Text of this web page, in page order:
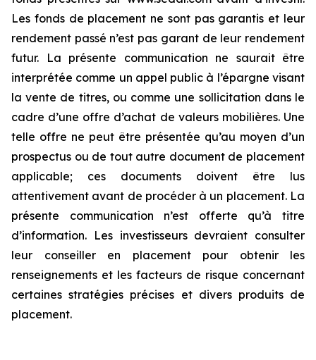
Les fonds de placement ne sont pas garantis et leur
rendement passé n’est pas garant de leur rendement
futur. La présente communication ne saurait être
interprétée comme un appel public à l’épargne visant
la vente de titres, ou comme une sollicitation dans le
cadre d’une offre d’achat de valeurs mobilières. Une
telle offre ne peut être présentée qu’au moyen d’un
prospectus ou de tout autre document de placement
applicable; ces documents doivent être lus
attentivement avant de procéder à un placement. La
présente communication n’est offerte qu’à titre
d’information. Les investisseurs devraient consulter
leur conseiller en placement pour obtenir les
renseignements et les facteurs de risque concernant
certaines stratégies précises et divers produits de
placement.